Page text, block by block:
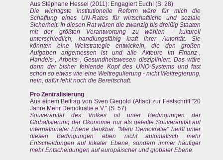
Aus Stéphane Hessel (2011): Engagiert Euch! (S. 28)
Die wichtigste institutionelle Reform wäre für mich die
Schaffung eines UN-Rates für wirtschaftliche und soziale
Sicherheit. In diesen Rat wären die zwanzig bis dreißig Staaten
mit der größten Verantwortung zu wählen - kulturell
unterschiedlich, handlungsfähig kraft ihrer Autorität. Sie
könnten eine Weltstrategie entwickeln, die den großen
Aufgaben angemessen ist und alle Akteure im Finanz-,
Handels-, Arbeits-, Gesundheitswesen diszipliniert. Das wäre
dann der bisher fehlende Kopf des UNO-Systems und fast
schon so etwas wie eine Weltregulierung - nicht Weltregierung,
nein, dafür fehlt noch die Bereitschaft.
Pro Zentralisierung
Aus einem Beitrag von Sven Giegold (Attac) zur Festschrift "20
Jahre Mehr Demokratie e.V." (S. 57)
Souveränität des Volkes ist unter Bedingungen der
Globalisierung der Ökonomie nur als geteilte Souveränität auf
internationaler Ebene denkbar. "Mehr Demokratie" heißt unter
diesen Bedingungen eben nicht automatisch mehr
Entscheidungen auf lokaler Ebene, sondern immer häufiger
mehr Entscheidungen auf europäischer und globaler Ebene.